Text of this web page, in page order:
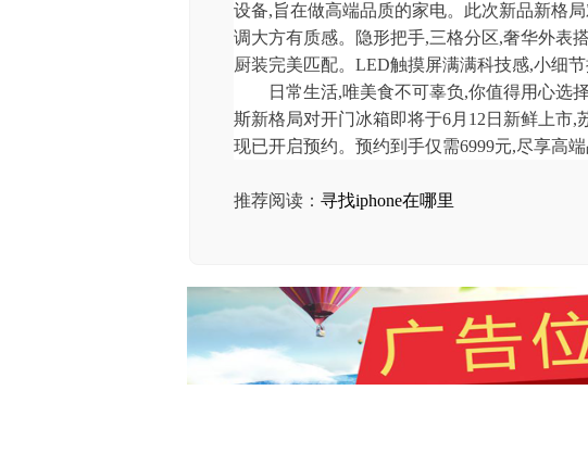
设备,旨在做高端品质的家电。此次新品新格
调大方有质感。隐形把手,三格分区,奢华外表
厨装完美匹配。LED触摸屏满满科技感,小细节
日常生活,唯美食不可辜负,你值得用心选
斯新格局对开门冰箱即将于6月12日新鲜上市
现已开启预约。预约到手仅需6999元,尽享高端
推荐阅读： 寻找iphone在哪里